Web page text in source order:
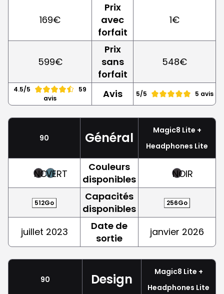
169€
Prix
avec
forfait
1€
599€
Prix
sans
forfait
548€
4.5/5
59
avis
Avis 5/5 5 avis
90 Général
Magic8 Lite +
Headphones Lite
NOIRVERT
Couleurs
disponibles
NOIR
512Go
Capacités
disponibles
256Go
juillet 2023
Date de
sortie
janvier 2026
90 Design
Magic8 Lite +
Headphones Lite